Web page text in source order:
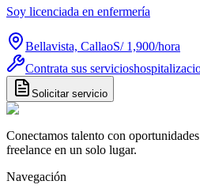
Soy licenciada en enfermería
Bellavista, CallaoS/ 1,900/hora
Contrata sus servicios
Solicitar servicio
Conectamos talento con
freelance en un solo lugar.
Navegación